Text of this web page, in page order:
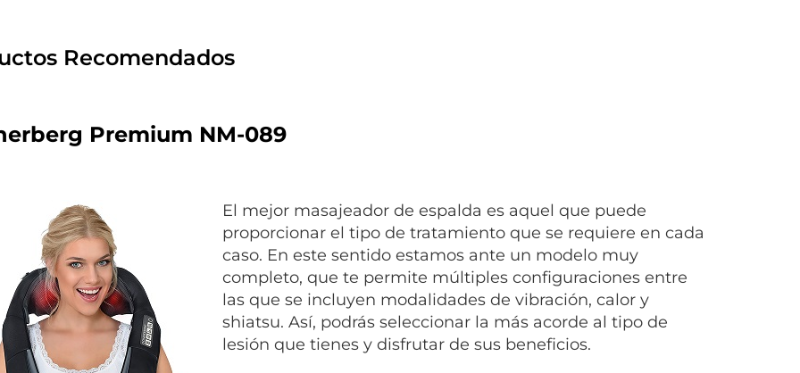
Recomendados
Premium NM-089
El mejor masajeador de espalda es aquel que puede
proporcionar el tipo de tratamiento que se requiere en cada
caso. En este sentido estamos ante un modelo muy
completo, que te permite múltiples configuraciones entre
las que se incluyen modalidades de vibración, calor y
shiatsu. Así, podrás seleccionar la más acorde al tipo de
lesión que tienes y disfrutar de sus beneficios.